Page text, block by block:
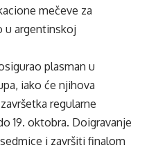
mečeve za
u argentinskoj
plasman u
iako će njihova
regularne
19. oktobra. Doigravanje
i završiti finalom